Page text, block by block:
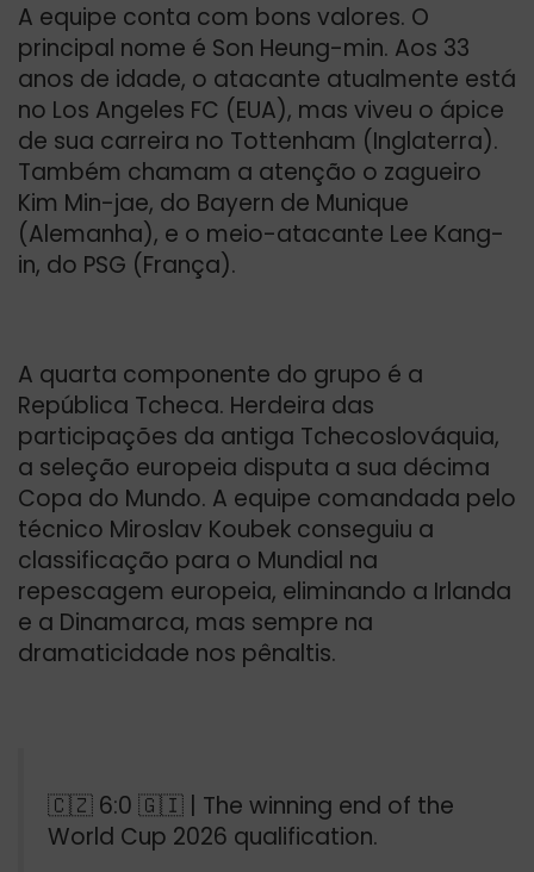
A equipe conta com bons valores. O
principal nome é Son Heung-min. Aos 33
anos de idade, o atacante atualmente está
no Los Angeles FC (EUA), mas viveu o ápice
de sua carreira no Tottenham (Inglaterra).
Também chamam a atenção o zagueiro
Kim Min-jae, do Bayern de Munique
(Alemanha), e o meio-atacante Lee Kang-
in, do PSG (França).
A quarta componente do grupo é a
República Tcheca. Herdeira das
participações da antiga Tchecoslováquia,
a seleção europeia disputa a sua décima
Copa do Mundo. A equipe comandada pelo
técnico Miroslav Koubek conseguiu a
classificação para o Mundial na
repescagem europeia, eliminando a Irlanda
e a Dinamarca, mas sempre na
dramaticidade nos pênaltis.
🇨🇿 6:0 🇬🇮 | The winning end of the
World Cup 2026 qualification.